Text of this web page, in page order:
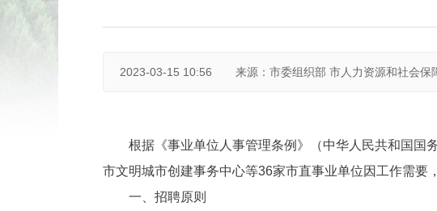
2023-03-15 10:56 来源：市委组织部 市人力资源和社会保
根据《事业单位人事管理条例》（中华人民共和国国
市文明城市创建事务中心等36家市直事业单位因工作需要
一、招聘原则